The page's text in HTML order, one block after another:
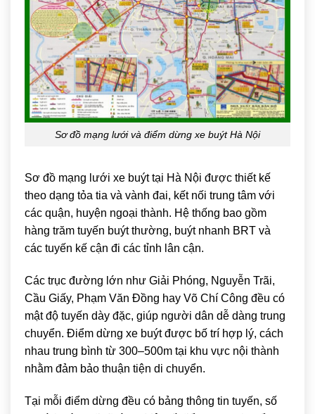
Sơ đồ mạng lưới và điểm dừng xe buýt Hà Nội
Sơ đồ mạng lưới xe buýt tại Hà Nội được thiết kế
theo dạng tỏa tia và vành đai, kết nối trung tâm với
các quận, huyện ngoại thành. Hệ thống bao gồm
hàng trăm tuyến buýt thường, buýt nhanh BRT và
các tuyến kế cận đi các tỉnh lân cận.
Các trục đường lớn như Giải Phóng, Nguyễn Trãi,
Cầu Giấy, Phạm Văn Đồng hay Võ Chí Công đều có
mật độ tuyến dày đặc, giúp người dân dễ dàng trung
chuyển. Điểm dừng xe buýt được bố trí hợp lý, cách
nhau trung bình từ 300–500m tại khu vực nội thành
nhằm đảm bảo thuận tiện di chuyển.
Tại mỗi điểm dừng đều có bảng thông tin tuyến, số